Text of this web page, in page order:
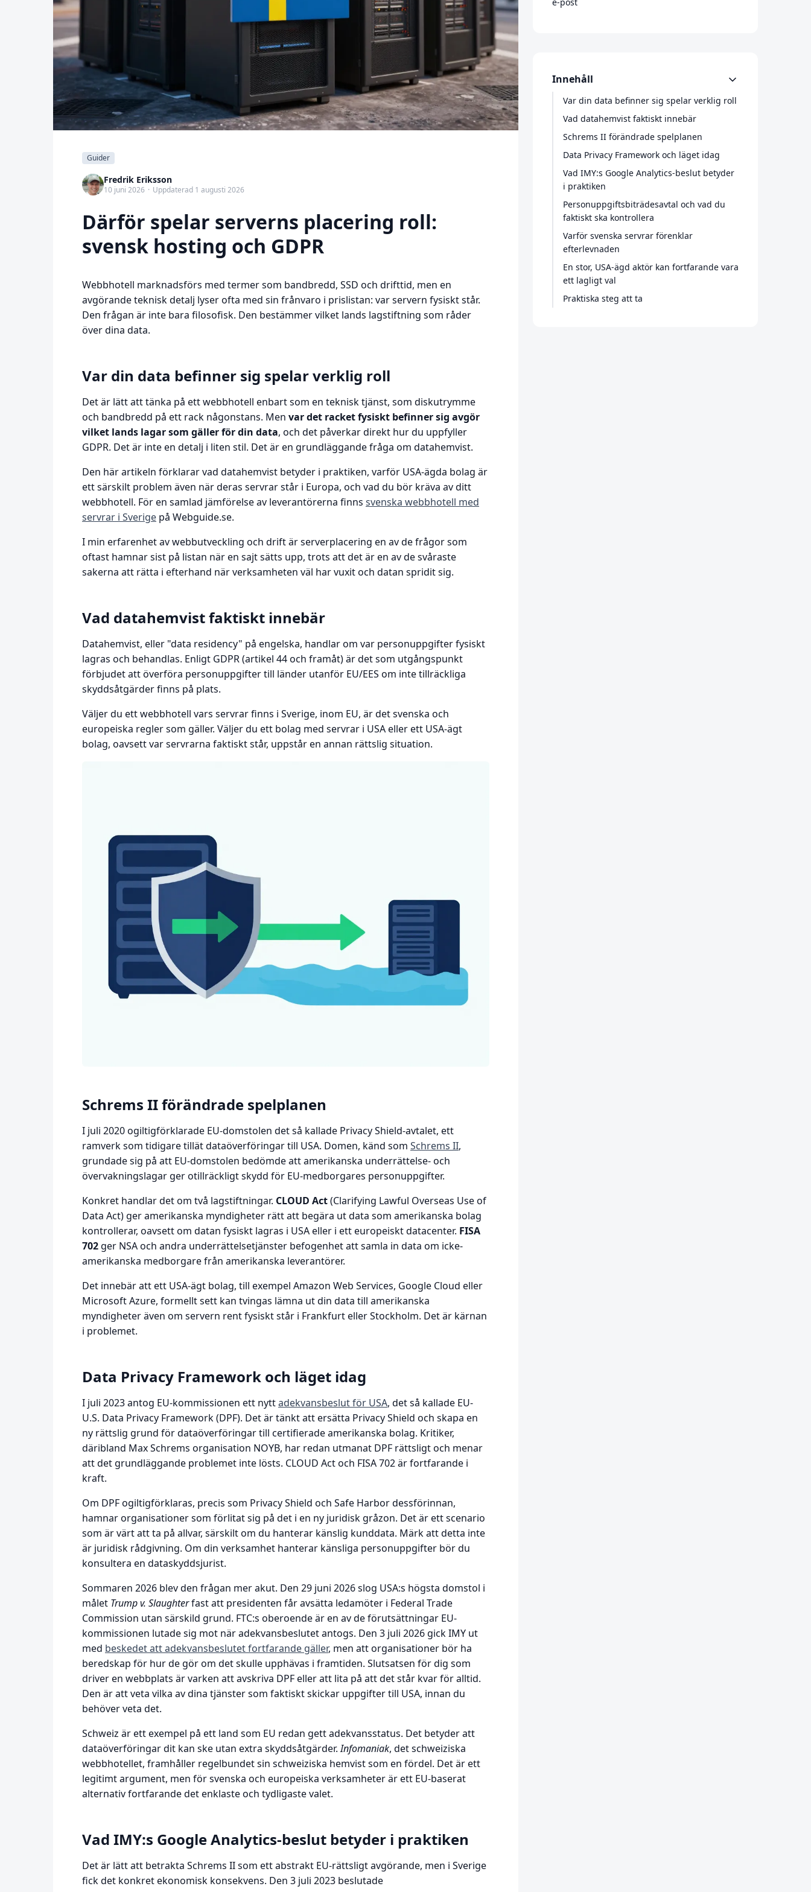
Guider
Fredrik Eriksson
10 juni 2026 · Uppdaterad 1 augusti 2026
Därför spelar serverns placering roll:
svensk hosting och GDPR
Webbhotell marknadsförs med termer som bandbredd, SSD och drifttid, men en
avgörande teknisk detalj lyser ofta med sin frånvaro i prislistan: var servern fysiskt står.
Den frågan är inte bara filosofisk. Den bestämmer vilket lands lagstiftning som råder
över dina data.
Var din data befinner sig spelar verklig roll
Det är lätt att tänka på ett webbhotell enbart som en teknisk tjänst, som diskutrymme
och bandbredd på ett rack någonstans. Men var det racket fysiskt befinner sig avgör
vilket lands lagar som gäller för din data, och det påverkar direkt hur du uppfyller
GDPR. Det är inte en detalj i liten stil. Det är en grundläggande fråga om datahemvist.
Den här artikeln förklarar vad datahemvist betyder i praktiken, varför USA-ägda bolag är
ett särskilt problem även när deras servrar står i Europa, och vad du bör kräva av ditt
webbhotell. För en samlad jämförelse av leverantörerna finns svenska webbhotell med
servrar i Sverige på Webguide.se.
I min erfarenhet av webbutveckling och drift är serverplacering en av de frågor som
oftast hamnar sist på listan när en sajt sätts upp, trots att det är en av de svåraste
sakerna att rätta i efterhand när verksamheten väl har vuxit och datan spridit sig.
Vad datahemvist faktiskt innebär
Datahemvist, eller "data residency" på engelska, handlar om var personuppgifter fysiskt
lagras och behandlas. Enligt GDPR (artikel 44 och framåt) är det som utgångspunkt
förbjudet att överföra personuppgifter till länder utanför EU/EES om inte tillräckliga
skyddsåtgärder finns på plats.
Väljer du ett webbhotell vars servrar finns i Sverige, inom EU, är det svenska och
europeiska regler som gäller. Väljer du ett bolag med servrar i USA eller ett USA-ägt
bolag, oavsett var servrarna faktiskt står, uppstår en annan rättslig situation.
Schrems II förändrade spelplanen
I juli 2020 ogiltigförklarade EU-domstolen det så kallade Privacy Shield-avtalet, ett
ramverk som tidigare tillät dataöverföringar till USA. Domen, känd som Schrems II,
grundade sig på att EU-domstolen bedömde att amerikanska underrättelse- och
övervakningslagar ger otillräckligt skydd för EU-medborgares personuppgifter.
Konkret handlar det om två lagstiftningar. CLOUD Act(Clarifying Lawful Overseas Use of
Data Act) ger amerikanska myndigheter rätt att begära ut data som amerikanska bolag
kontrollerar, oavsett om datan fysiskt lagras i USA eller i ett europeiskt datacenter. FISA
702 ger NSA och andra underrättelsetjänster befogenhet att samla in data om icke-
amerikanska medborgare från amerikanska leverantörer.
Det innebär att ett USA-ägt bolag, till exempel Amazon Web Services, Google Cloud eller
Microsoft Azure, formellt sett kan tvingas lämna ut din data till amerikanska
myndigheter även om servern rent fysiskt står i Frankfurt eller Stockholm. Det är kärnan
i problemet.
Data Privacy Framework och läget idag
I juli 2023 antog EU-kommissionen ett nyttadekvansbeslut för USA, det så kallade EU-
U.S. Data Privacy Framework (DPF). Det är tänkt att ersätta Privacy Shield och skapa en
ny rättslig grund för dataöverföringar till certifierade amerikanska bolag. Kritiker,
däribland Max Schrems organisation NOYB, har redan utmanat DPF rättsligt och menar
att det grundläggande problemet inte lösts. CLOUD Act och FISA 702 är fortfarande i
kraft.
Om DPF ogiltigförklaras, precis som Privacy Shield och Safe Harbor dessförinnan,
hamnar organisationer som förlitat sig på det i en ny juridisk gråzon. Det är ett scenario
som är värt att ta på allvar, särskilt om du hanterar känslig kunddata. Märk att detta inte
är juridisk rådgivning. Om din verksamhet hanterar känsliga personuppgifter bör du
konsultera en dataskyddsjurist.
Sommaren 2026 blev den frågan mer akut. Den 29 juni 2026 slog USA:s högsta domstol i
målet Trump v. Slaughterfast att presidenten får avsätta ledamöter i Federal Trade
Commission utan särskild grund. FTC:s oberoende är en av de förutsättningar EU-
kommissionen lutade sig mot när adekvansbeslutet antogs. Den 3 juli 2026 gick IMY ut
med beskedet att adekvansbeslutet fortfarande gäller, men att organisationer bör ha
beredskap för hur de gör om det skulle upphävas i framtiden. Slutsatsen för dig som
driver en webbplats är varken att avskriva DPF eller att lita på att det står kvar för alltid.
Den är att veta vilka av dina tjänster som faktiskt skickar uppgifter till USA, innan du
behöver veta det.
Schweiz är ett exempel på ett land som EU redan gett adekvansstatus. Det betyder att
dataöverföringar dit kan ske utan extra skyddsåtgärder.Infomaniak, det schweiziska
webbhotellet, framhåller regelbundet sin schweiziska hemvist som en fördel. Det är ett
legitimt argument, men för svenska och europeiska verksamheter är ett EU-baserat
alternativ fortfarande det enklaste och tydligaste valet.
Vad IMY:s Google Analytics-beslut betyder i praktiken
Det är lätt att betrakta Schrems II som ett abstrakt EU-rättsligt avgörande, men i Sverige
fick det konkret ekonomisk konsekvens. Den 3 juli 2023 beslutade
Innehåll
Var din data befinner sig spelar verklig roll
Vad datahemvist faktiskt innebär
Schrems II förändrade spelplanen
Data Privacy Framework och läget idag
Vad IMY:s Google Analytics-beslut betyder
i praktiken
Personuppgiftsbiträdesavtal och vad du
faktiskt ska kontrollera
Varför svenska servrar förenklar
efterlevnaden
En stor, USA-ägd aktör kan fortfarande vara
ett lagligt val
Praktiska steg att ta